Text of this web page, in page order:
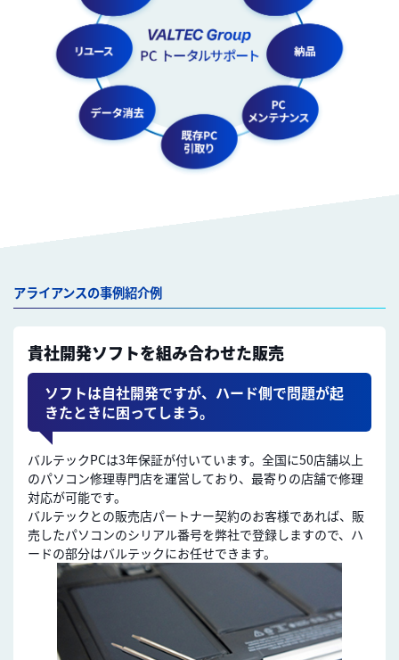
アライアンスの事例紹介例
貴社開発ソフトを組み合わせた販売
ソフトは自社開発ですが、ハード側で問題が起
きたときに困ってしまう。
バルテックPCは3年保証が付いています。全国に50店舗以上
のパソコン修理専門店を運営しており、最寄りの店舗で修理
対応が可能です。
バルテックとの販売店パートナー契約のお客様であれば、販
売したパソコンのシリアル番号を弊社で登録しますので、ハ
ードの部分はバルテックにお任せできます。